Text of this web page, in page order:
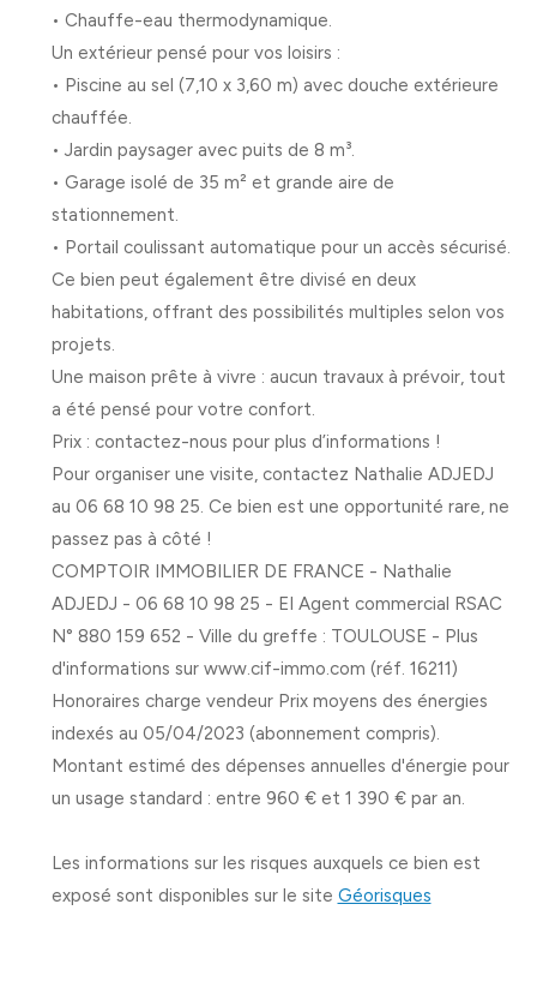
• Chauffe-eau thermodynamique
Un extérieur pensé pour vos loisirs :
• Piscine au sel (7,10 x 3,60 m) avec douche extérieure
chauffée.
• Jardin paysageravec puits de 8 m³.
• Garage isolé de 35 m² et grande aire de
stationnement.
• Portail coulissant automatique pour un accès sécurisé.
Ce bien peut également être divisé en deux
habitations, offrant des possibilités multiples selon vos
projets.
Une maison prête à vivre : aucun travaux à prévoir, tout
a été pensé pour votre confort.
Prix : contactez-nous pour plus d’informations !
Pour organiser une visite, contactez Nathalie ADJEDJ
au 06 68 10 98 25 . Ce bien est une opportunité rare, ne
passez pas à côté !
COMPTOIR IMMOBILIER DE FRANCE - Nathalie
ADJEDJ - 06 68 10 98 25 - EI Agent commercial RSAC
N° 880 159 652 - Ville du greffe : TOULOUSE - Plus
d'informations sur www.cif-immo.com (réf. 16211)
Honoraires charge vendeur Prix moyens des énergies
indexés au 05/04/2023 (abonnement compris).
Montant estimé des dépenses annuelles d'énergie pour
un usage standard : entre 960 € et 1 390 € par an.
Les informations sur les risques auxquels ce bien est
exposé sont disponibles sur le site Géorisques